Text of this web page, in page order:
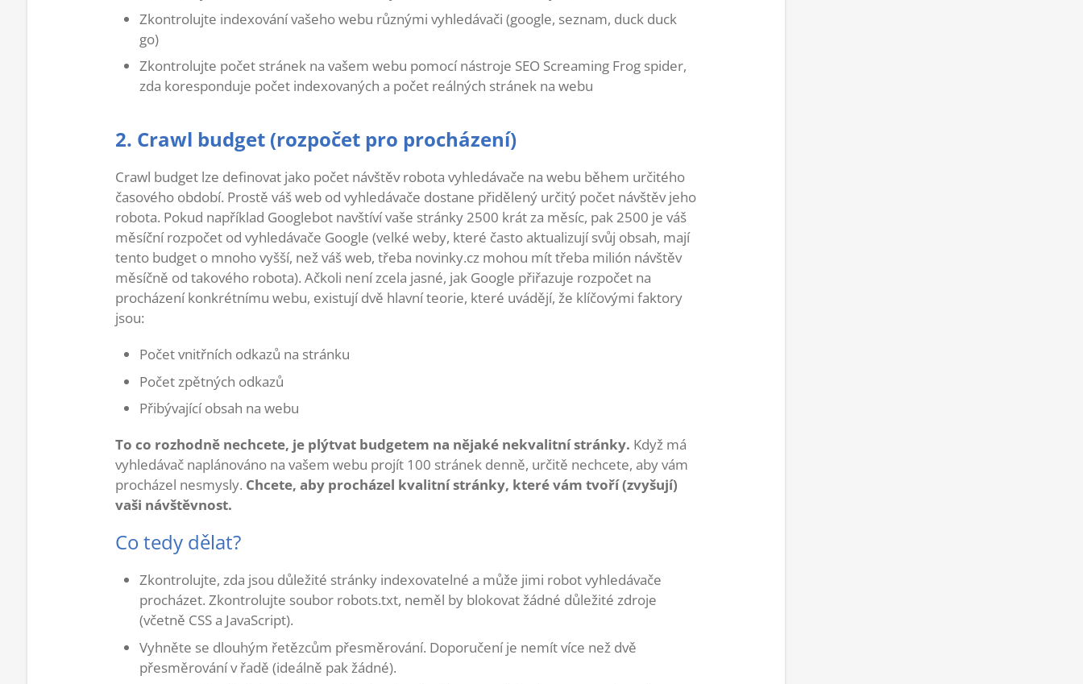
Zkontrolujte indexování vašeho webu různými vyhledávači (google, seznam, duck duck
go)
Zkontrolujte počet stránek na vašem webu pomocí nástroje SEO Screaming Frog spider,
zda koresponduje počet indexovaných a počet reálných stránek na webu
2. Crawl budget (rozpočet pro procházení)
Crawl budget lze definovat jako počet návštěv robota vyhledávače na webu během určitého
časového období. Prostě váš web od vyhledávače dostane přidělený určitý počet návštěv jeho
robota. Pokud například Googlebot navštíví vaše stránky 2500 krát za měsíc, pak 2500 je váš
měsíční rozpočet od vyhledávače Google (velké weby, které často aktualizují svůj obsah, mají
tento budget o mnoho vyšší, než váš web, třeba novinky.cz mohou mít třeba milión návštěv
měsíčně od takového robota). Ačkoli není zcela jasné, jak Google přiřazuje rozpočet na
procházení konkrétnímu webu, existují dvě hlavní teorie, které uvádějí, že klíčovými faktory
jsou:
Počet vnitřních odkazů na stránku
Počet zpětných odkazů
Přibývající obsah na webu
To co rozhodně nechcete, je plýtvat budgetem na nějaké nekvalitní stránky. Když má
vyhledávač naplánováno na vašem webu projít 100 stránek denně, určitě nechcete, aby vám
procházel nesmysly. Chcete, aby procházel kvalitní stránky, které vám tvoří (zvyšují)
vaši návštěvnost.
Co tedy dělat?
Zkontrolujte, zda jsou důležité stránky indexovatelné a může jimi robot vyhledávače
procházet. Zkontrolujte soubor robots.txt, neměl by blokovat žádné důležité zdroje
(včetně CSS a JavaScript).
Vyhněte se dlouhým řetězcům přesměrování. Doporučení je nemít více než dvě
přesměrování v řadě (ideálně pak žádné).